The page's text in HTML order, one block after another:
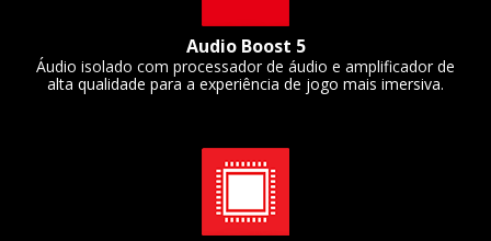
Audio Boost 5
Áudio isolado com processador de áudio e amplificador de
alta qualidade para a experiência de jogo mais imersiva.